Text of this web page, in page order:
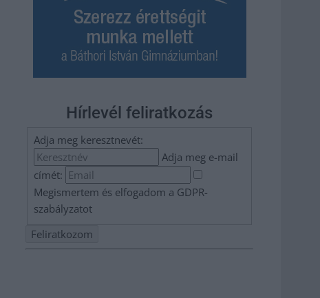
Hírlevél feliratkozás
Adja meg keresztnevét:
Adja meg e-mail
címét:
Megismertem és elfogadom a GDPR-
szabályzatot